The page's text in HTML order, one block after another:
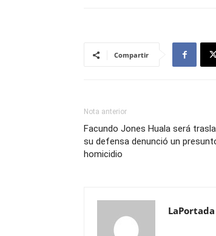
Compartir
Nota anterior
Facundo Jones Huala será
su defensa denunció un
homicidio
LaPortada